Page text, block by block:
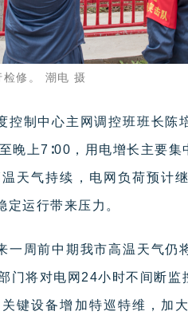
检修。 潮电 摄
控制中心主网调控班班长陈
晚上7∶00，用电增长主要
天气持续，电网负荷预计
运行带来压力。
一周前中期我市高温天气仍
门将对电网24小时不间断
键设备增加特巡特维，加